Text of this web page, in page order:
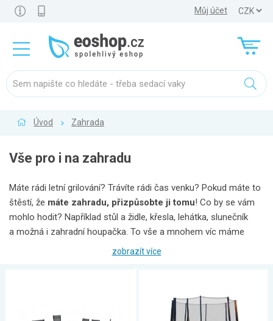
Můj účet
Úvod Zahrada
Vše pro i na zahradu
Máte rádi letní grilování? Trávíte rádi čas venku? Pokud máte to
štěstí, že máte zahradu, přizpůsobte ji tomu! Co by se vám
mohlo hodit? Například stůl a židle, křesla, lehátka, slunečník
a možná i zahradní houpačka. To vše a mnohem víc máme
v nabídce našeho eshopu. Podívejte se sami.
Zahrádkáři určitě uvítají nabídku
zobrazít více